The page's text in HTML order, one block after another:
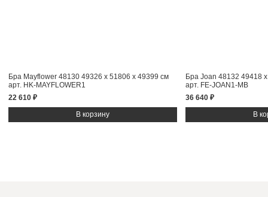
Бра Mayflower 48130 49326 x 51806 x 49399 см
арт. HK-MAYFLOWER1
22 610 ₽
Бра Joan 48132 49418
арт. FE-JOAN1-MB
36 640 ₽